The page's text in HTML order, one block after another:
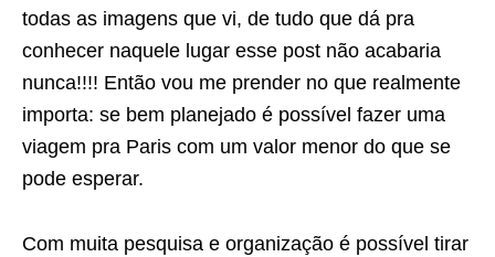
todas as imagens que vi, de tudo que dá pra
conhecer naquele lugar esse post não acabaria
nunca!!!! Então vou me prender no que realmente
importa: se bem planejado é possível fazer uma
viagem pra Paris com um valor menor do que se
pode esperar.
Com muita pesquisa e organização é possível tirar